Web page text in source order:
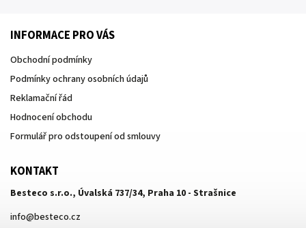
INFORMACE PRO VÁS
Obchodní podmínky
Podmínky ochrany osobních údajů
Reklamační řád
Hodnocení obchodu
Formulář pro odstoupení od smlouvy
KONTAKT
Besteco s.r.o., Úvalská 737/34, Praha 10 - Strašnice
info@besteco.cz